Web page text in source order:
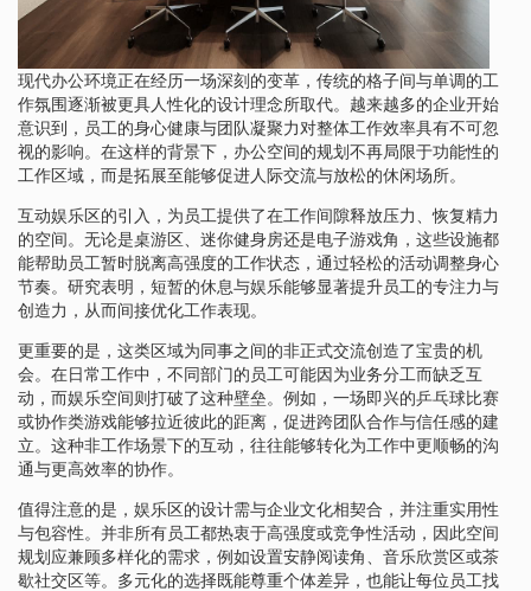
现代办公环境正在经历一场深刻的变革，传统的格子间与单调的工
作氛围逐渐被更具人性化的设计理念所取代。越来越多的企业开始
意识到，员工的身心健康与团队凝聚力对整体工作效率具有不可忽
视的影响。在这样的背景下，办公空间的规划不再局限于功能性的
工作区域，而是拓展至能够促进人际交流与放松的休闲场所。
互动娱乐区的引入，为员工提供了在工作间隙释放压力、恢复精力
的空间。无论是桌游区、迷你健身房还是电子游戏角，这些设施都
能帮助员工暂时脱离高强度的工作状态，通过轻松的活动调整身心
节奏。研究表明，短暂的休息与娱乐能够显著提升员工的专注力与
创造力，从而间接优化工作表现。
更重要的是，这类区域为同事之间的非正式交流创造了宝贵的机
会。在日常工作中，不同部门的员工可能因为业务分工而缺乏互
动，而娱乐空间则打破了这种壁垒。例如，一场即兴的乒乓球比赛
或协作类游戏能够拉近彼此的距离，促进跨团队合作与信任感的建
立。这种非工作场景下的互动，往往能够转化为工作中更顺畅的沟
通与更高效率的协作。
值得注意的是，娱乐区的设计需与企业文化相契合，并注重实用性
与包容性。并非所有员工都热衷于高强度或竞争性活动，因此空间
规划应兼顾多样化的需求，例如设置安静阅读角、音乐欣赏区或茶
歇社交区等。多元化的选择既能尊重个体差异，也能让每位员工找